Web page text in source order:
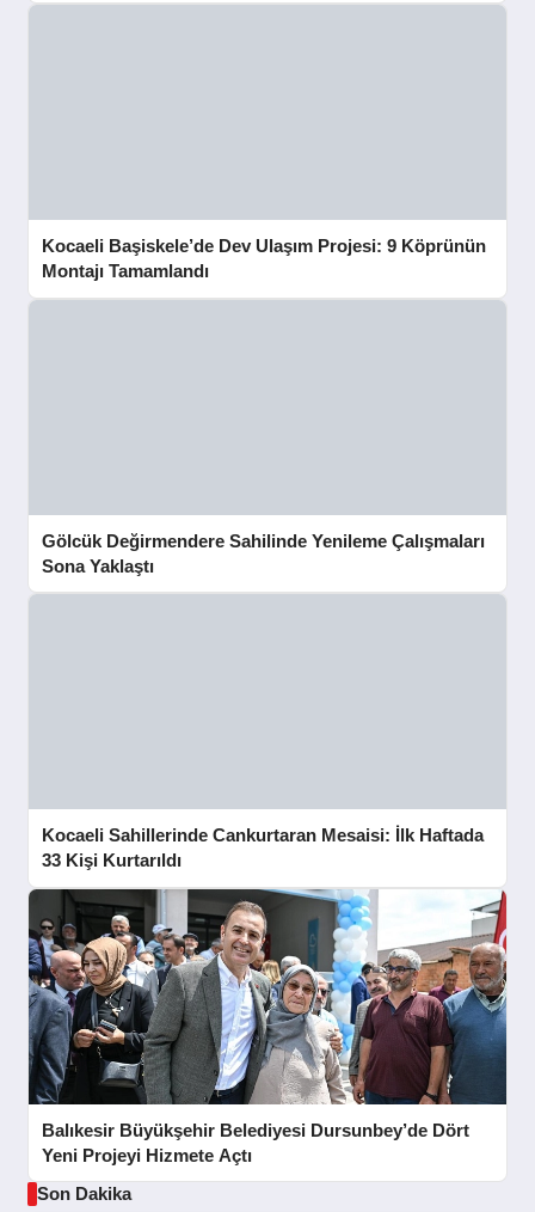
Kocaeli Başiskele’de Dev Ulaşım Projesi: 9 Köprünün
Montajı Tamamlandı
Gölcük Değirmendere Sahilinde Yenileme Çalışmaları
Sona Yaklaştı
Kocaeli Sahillerinde Cankurtaran Mesaisi: İlk Haftada
33 Kişi Kurtarıldı
Balıkesir Büyükşehir Belediyesi Dursunbey’de Dört
Yeni Projeyi Hizmete Açtı
Son Dakika